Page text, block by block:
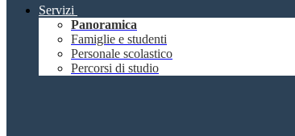
Servizi
Panoramica
Famiglie e studenti
Personale scolastico
Percorsi di studio